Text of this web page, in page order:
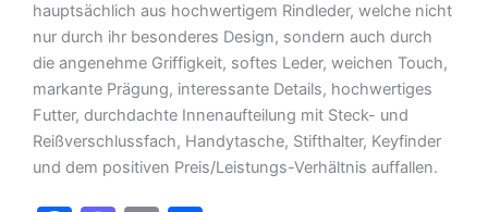
hauptsächlich aus hochwertigem Rindleder, welche nicht
nur durch ihr besonderes Design, sondern auch durch
die angenehme Griffigkeit, softes Leder, weichen Touch,
markante Prägung, interessante Details, hochwertiges
Futter, durchdachte Innenaufteilung mit Steck- und
Reißverschlussfach, Handytasche, Stifthalter, Keyfinder
und dem positiven Preis/Leistungs-Verhältnis auffallen.